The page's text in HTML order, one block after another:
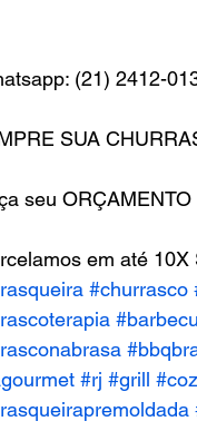
(21) 2412-
SUA
seu
em até
#churrasco
#rj #grill